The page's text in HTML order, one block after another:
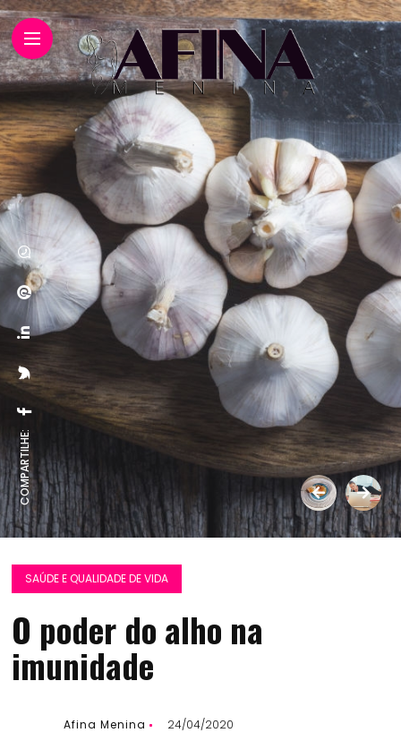
COMPARTILHE:
SAÚDE E QUALIDADE DE VIDA
O poder do alho na
imunidade
Afina Menina 24/04/2020